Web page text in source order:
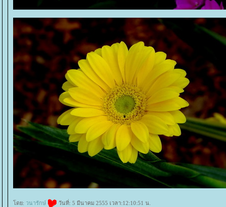
ดย: วนารักษ์ วันที่: 5 มีนาคม 2555 เวลา:12:10:51 น.